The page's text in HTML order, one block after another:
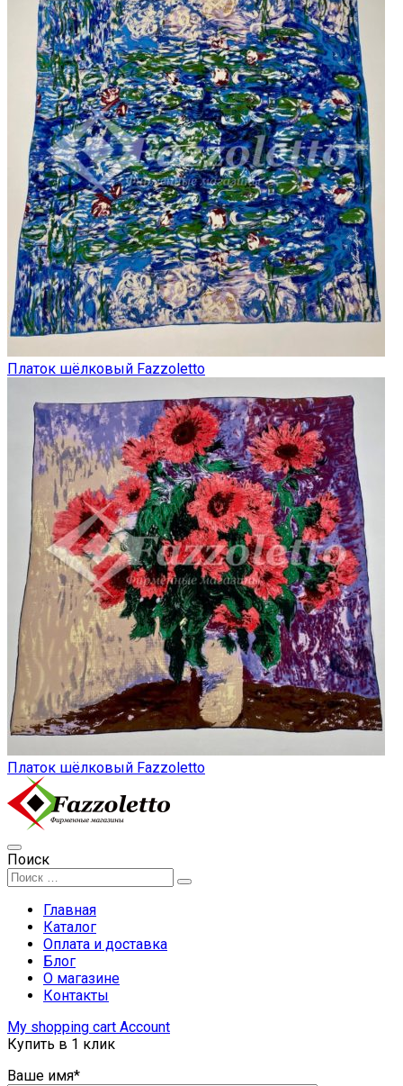
Платок шёлковый Fazzoletto
Платок шёлковый Fazzoletto
Поиск
Главная
Каталог
Оплата и доставка
Блог
О магазине
Контакты
My shopping cart Account
Купить в 1 клик
Ваше имя*